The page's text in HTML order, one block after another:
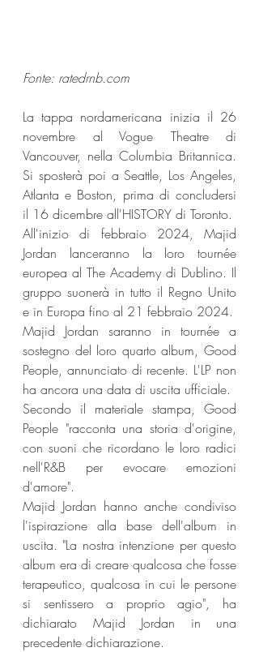
Fonte: ratedrnb.com
La tappa nordamericana inizia il 26
novembre al Vogue Theatre di
Vancouver, nella Columbia Britannica.
Si sposterà poi a Seattle, Los Angeles,
Atlanta e Boston, prima di concludersi
il 16 dicembre all'HISTORY di Toronto.
All'inizio di febbraio 2024, Majid
Jordan lanceranno la loro tournée
europea al The Academy di Dublino. Il
gruppo suonerà in tutto il Regno Unito
e in Europa fino al 21 febbraio 2024.
Majid Jordan saranno in tournée a
sostegno del loro quarto album, Good
People, annunciato di recente. L'LP non
ha ancora una data di uscita ufficiale.
Secondo il materiale stampa, Good
People "racconta una storia d'origine,
con suoni che ricordano le loro radici
nell'R&B per evocare emozioni
d'amore".
Majid Jordan hanno anche condiviso
l'ispirazione alla base dell'album in
uscita. "La nostra intenzione per questo
album era di creare qualcosa che fosse
terapeutico, qualcosa in cui le persone
si sentissero a proprio agio", ha
dichiarato Majid Jordan in una
precedente dichiarazione.